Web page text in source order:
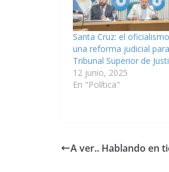
Santa Cruz: el
una reforma judicial
Tribunal Superior de
12 junio, 2025
En "Política"
A ver.. Hablando en